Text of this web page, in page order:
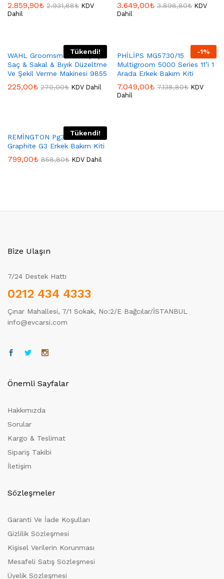
2.859,90₺ 2.931,88₺ KDV
Dahil
3.649,00₺ 3.898,80₺ KDV
Dahil
Tükendi!
WAHL Groomsman Pro Şarjlı
Saç & Sakal & Bıyık Düzeltme
Ve Şekil Verme Makinesi 9855
225,00₺ 270,00₺ KDV Dahil
-1%
PHİLİPS MG5730/15
Multigroom 5000 Series 11’i 1
Arada Erkek Bakım Kiti
7.049,00₺ 7.138,80₺ KDV
Dahil
Tükendi!
REMİNGTON Pg3000
Graphite G3 Erkek Bakım Kiti
799,00₺ 858,80₺ KDV Dahil
Bize Ulaşın
7/24 Destek Hattı
0212 434 4333
Çınar Mahallesi, 7/1 Sokak, No:2/E Bağcılar/İSTANBUL
info@evcarsi.com
Önemli Sayfalar
Hakkımızda
Sorular
Kargo & Teslimat
Sipariş Takibi
İletişim
Sözleşmeler
Garanti Ve İade Koşulları
Gizlilik Sözleşmesi
Kişisel Verilerin Korunması
Mesafeli Satış Sözleşmesi
Üyelik Sözleşmesi